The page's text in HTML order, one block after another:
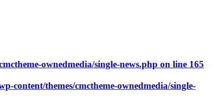
ownedmedia/single-news.php on line 165
content/themes/cmctheme-ownedmedia/single-